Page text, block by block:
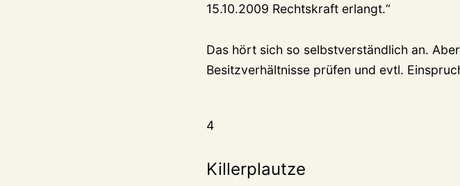
15.10.2009 Rechtskraft erlangt.“
Das hört sich so selbstverständlich an.
Besitzverhältnisse prüfen und evtl.
4
Killerplautze